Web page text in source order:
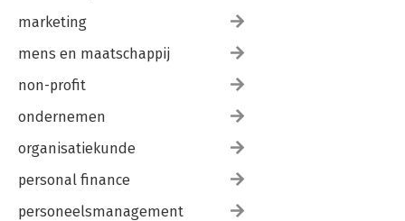
marketing
mens en maatschappij
non-profit
ondernemen
organisatiekunde
personal finance
personeelsmanagement